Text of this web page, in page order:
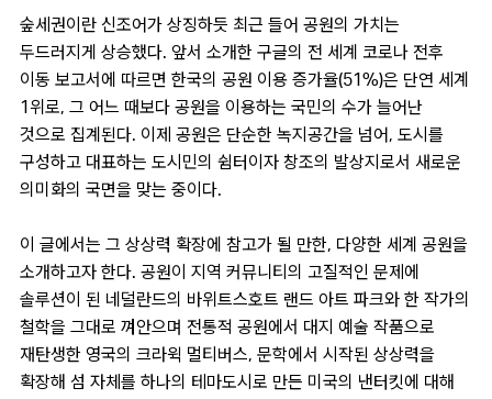
숲세권이란 신조어가 상징하듯 최근 들어 공원의 가치는
두드러지게 상승했다. 앞서 소개한 구글의 전 세계 코로나 전후
이동 보고서에 따르면 한국의 공원 이용 증가율(51%)은 단연 세계
1위로, 그 어느 때보다 공원을 이용하는 국민의 수가 늘어난
것으로 집계된다. 이제 공원은 단순한 녹지공간을 넘어, 도시를
구성하고 대표하는 도시민의 쉼터이자 창조의 발상지로서 새로운
의미화의 국면을 맞는 중이다.
이 글에서는 그 상상력 확장에 참고가 될 만한, 다양한 세계 공원을
소개하고자 한다. 공원이 지역 커뮤니티의 고질적인 문제에
솔루션이 된 네덜란드의 바위트스호트 랜드 아트 파크와 한 작가의
철학을 그대로 껴안으며 전통적 공원에서 대지 예술 작품으로
재탄생한 영국의 크라윅 멀티버스, 문학에서 시작된 상상력을
확장해 섬 자체를 하나의 테마도시로 만든 미국의 낸터킷에 대해